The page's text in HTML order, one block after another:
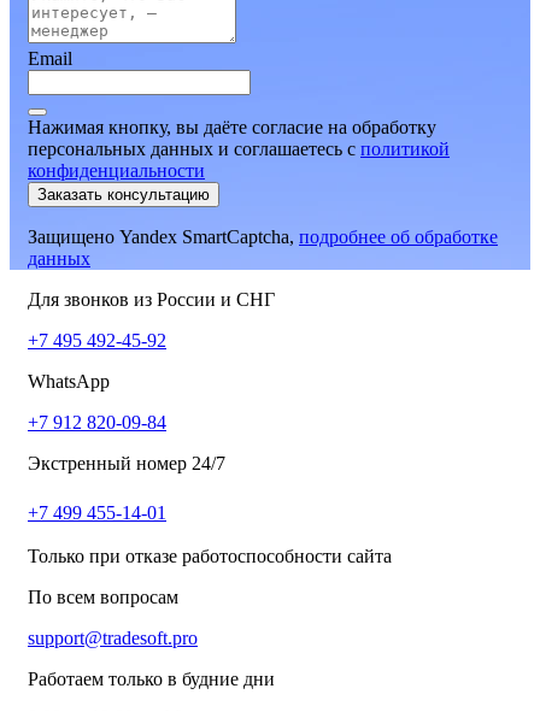
Email
Нажимая кнопку, вы даёте согласие на обработку
персональных данных и соглашаетесь c политикой
конфиденциальности
Заказать консультацию
Защищено Yandex SmartCaptcha, подробнее об обработке
данных
Для звонков из России и СНГ
+7 495 492-45-92
WhatsApp
+7 912 820-09-84
Экстренный номер 24/7
+7 499 455-14-01
Только при отказе работоспособности сайта
По всем вопросам
support@tradesoft.pro
Работаем только в будние дни